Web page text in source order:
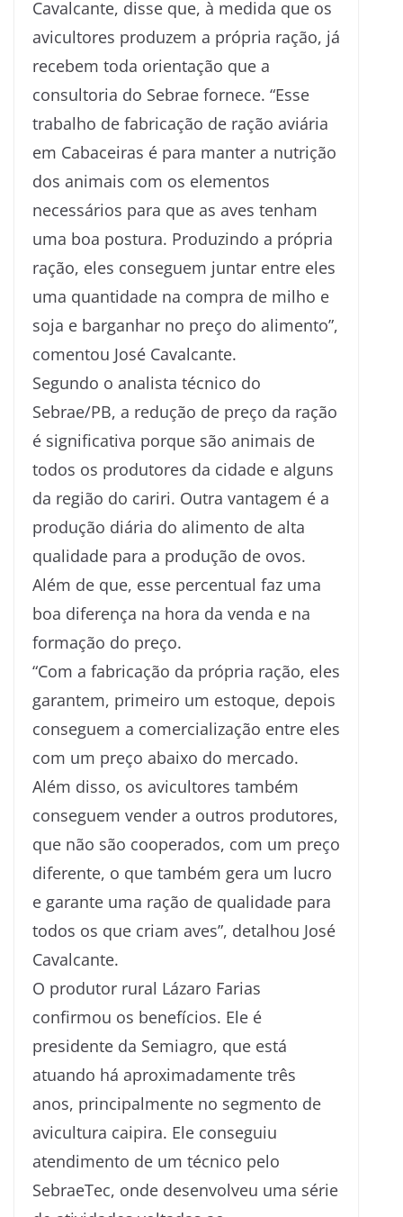
Cavalcante, disse que, à medida que os
avicultores produzem a própria ração, já
recebem toda orientação que a
consultoria do Sebrae fornece. “Esse
trabalho de fabricação de ração aviária
em Cabaceiras é para manter a nutrição
dos animais com os elementos
necessários para que as aves tenham
uma boa postura. Produzindo a própria
ração, eles conseguem juntar entre eles
uma quantidade na compra de milho e
soja e barganhar no preço do alimento”,
comentou José Cavalcante.
Segundo o analista técnico do
Sebrae/PB, a redução de preço da ração
é significativa porque são animais de
todos os produtores da cidade e alguns
da região do cariri. Outra vantagem é a
produção diária do alimento de alta
qualidade para a produção de ovos.
Além de que, esse percentual faz uma
boa diferença na hora da venda e na
formação do preço.
“Com a fabricação da própria ração, eles
garantem, primeiro um estoque, depois
conseguem a comercialização entre eles
com um preço abaixo do mercado.
Além disso, os avicultores também
conseguem vender a outros produtores,
que não são cooperados, com um preço
diferente, o que também gera um lucro
e garante uma ração de qualidade para
todos os que criam aves”, detalhou José
Cavalcante.
O produtor rural Lázaro Farias
confirmou os benefícios. Ele é
presidente da Semiagro, que está
atuando há aproximadamente três
anos, principalmente no segmento de
avicultura caipira. Ele conseguiu
atendimento de um técnico pelo
SebraeTec, onde desenvolveu uma série